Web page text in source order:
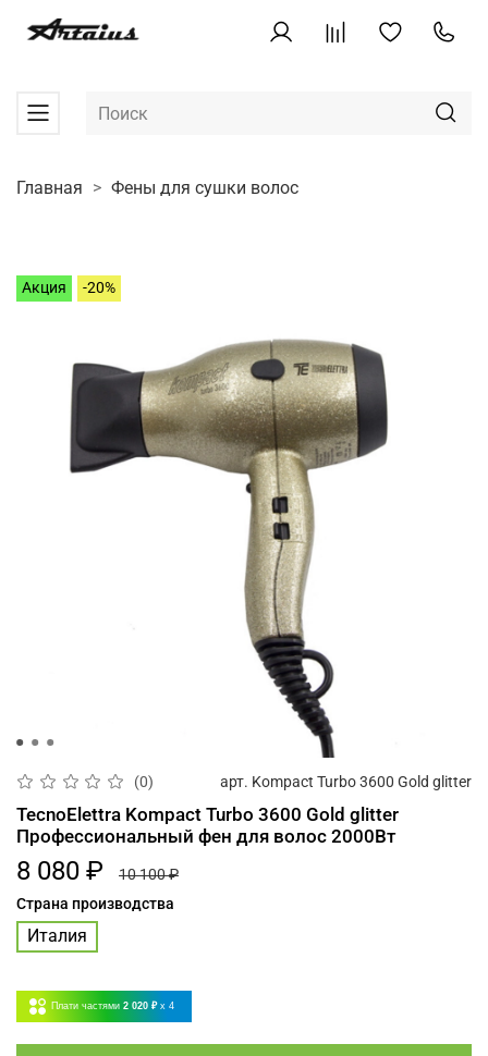
Главная Фены для сушки волос
Акция -20%
(0) арт. Kompact Turbo 3600 Gold glitter
TecnoElettra Kompact Turbo 3600 Gold glitter
Профессиональный фен для волос 2000Вт
8 080 ₽
10 100 ₽
Страна производства
Италия
Плати частями 2 020 ₽ x 4